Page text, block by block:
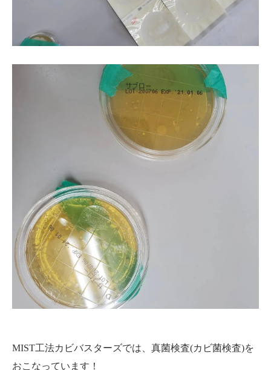
MIST工法カビバスターズでは、真菌検査(カビ菌検査)を
おこなっています！